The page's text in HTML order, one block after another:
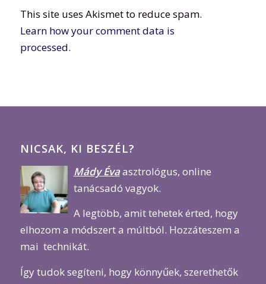
This site uses Akismet to reduce spam.
Learn how your comment data is
processed.
NICSAK, KI BESZÉL?
Mády Évaasztrológus, online
tanácsadó vagyok.
A legtöbb, amit tehetek érted, hogy
elhozom a módszert a múltból. Hozzáteszem a
mai technikát.
Így tudok segíteni, hogy könnyűek, szerethetők